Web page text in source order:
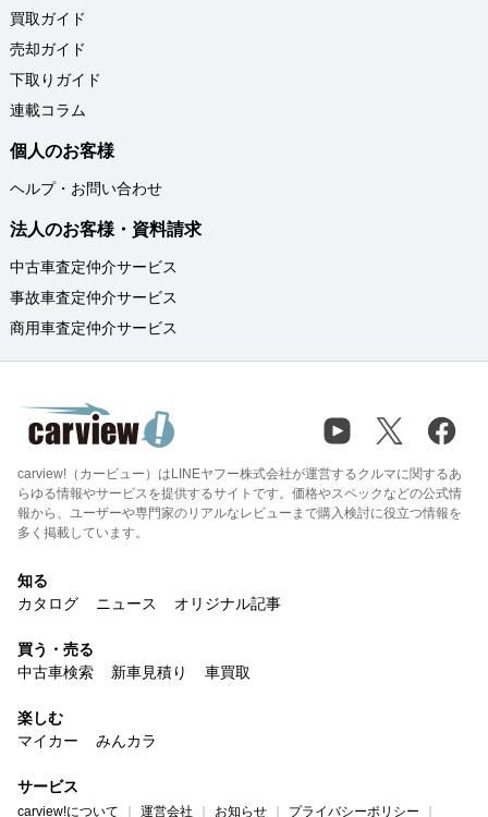
買取ガイド
売却ガイド
下取りガイド
連載コラム
個人のお客様
ヘルプ・お問い合わせ
法人のお客様・資料請求
中古車査定仲介サービス
事故車査定仲介サービス
商用車査定仲介サービス
carview!（カービュー）はLINEヤフー株式会社が運営するクルマに関するあ
らゆる情報やサービスを提供するサイトです。価格やスペックなどの公式情
報から、ユーザーや専門家のリアルなレビューまで購入検討に役立つ情報を
多く掲載しています。
知る
カタログ
ニュース オリジナル記事
買う・売る
中古車検索
新車見積り 車買取
楽しむ
マイカー
みんカラ
サービス
carview!について 運営会社 お知らせ プライバシーポリシー